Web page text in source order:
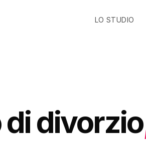
LO STUDIO
divorzio